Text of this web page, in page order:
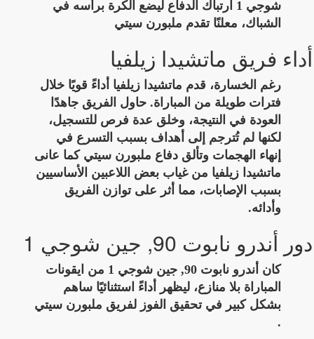
شوجي 1 ارتباك الدفاع ليضع الكرة برأسه في
الشباك، معلنًا تقدم ملبورن سيتي
أداء فريق ماتشيدا زيلفيا
رغم الخسارة، قدم ماتشيدا زيلفيا أداءً قويًا خلال
فترات طويلة من المباراة. حاول الفريق جاهدًا
العودة في النتيجة، وخلق عدة فرص للتسجيل،
لكنها لم تُترجم إلى أهداف بسبب التسرع في
إنهاء الهجمات وتألق دفاع ملبورن سيتي كما عانى
ماتشيدا زيلفيا من غياب بعض اللاعبين الأساسيين
بسبب الإصابات، مما أثر على توازن الفريق
وأدائه.
دور أندرو نابوت 90, جين شوجي 1
كان أندرو نابوت 90, جين شوجي 1 من ايقونات
المباراة بلا منازع، ليظهر أداءً استثنائيًا ساهم
بشكل كبير في تحقيق الفوز لفريق ملبورن سيتي
.